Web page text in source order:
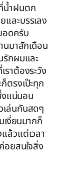
น้ำฝนตก
ละบรรเลง
อดครับ
นมาสักเดือน
รักผมและ
าต้องระวัง
ตรงเป๊ะทุก
งแน่นอน
เล่นกันสดๆ
งี่ยนมากก็
ล้วแต่เวลา
อยสนใจสิ่ง